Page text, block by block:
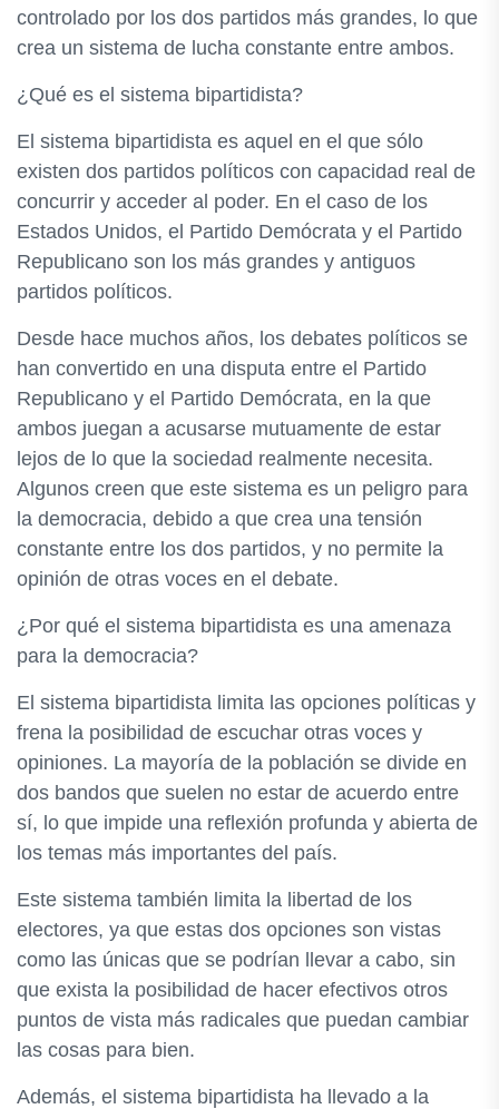
controlado por los dos partidos más grandes, lo que
crea un sistema de lucha constante entre ambos.
¿Qué es el sistema bipartidista?
El sistema bipartidista es aquel en el que sólo
existen dos partidos políticos con capacidad real de
concurrir y acceder al poder. En el caso de los
Estados Unidos, el Partido Demócrata y el Partido
Republicano son los más grandes y antiguos
partidos políticos.
Desde hace muchos años, los debates políticos se
han convertido en una disputa entre el Partido
Republicano y el Partido Demócrata, en la que
ambos juegan a acusarse mutuamente de estar
lejos de lo que la sociedad realmente necesita.
Algunos creen que este sistema es un peligro para
la democracia, debido a que crea una tensión
constante entre los dos partidos, y no permite la
opinión de otras voces en el debate.
¿Por qué el sistema bipartidista es una amenaza
para la democracia?
El sistema bipartidista limita las opciones políticas y
frena la posibilidad de escuchar otras voces y
opiniones. La mayoría de la población se divide en
dos bandos que suelen no estar de acuerdo entre
sí, lo que impide una reflexión profunda y abierta de
los temas más importantes del país.
Este sistema también limita la libertad de los
electores, ya que estas dos opciones son vistas
como las únicas que se podrían llevar a cabo, sin
que exista la posibilidad de hacer efectivos otros
puntos de vista más radicales que puedan cambiar
las cosas para bien.
Además, el sistema bipartidista ha llevado a la